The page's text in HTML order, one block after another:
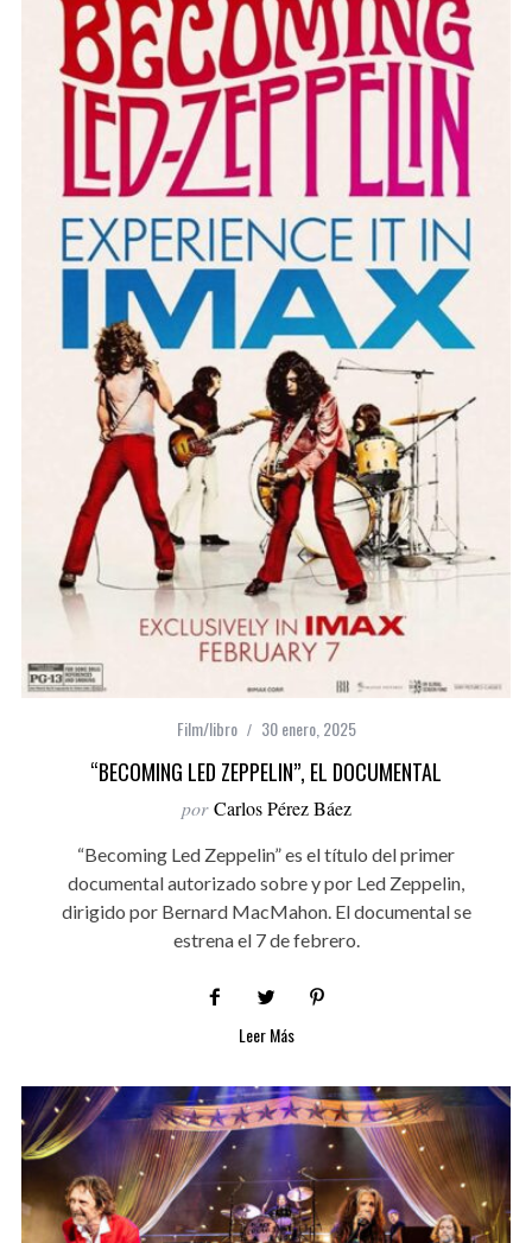
Film/libro 30 enero, 2025
“BECOMING LED ZEPPELIN”, EL DOCUMENTAL
por Carlos Pérez Báez
“Becoming Led Zeppelin” es el título del primer
documental autorizado sobre y por Led Zeppelin,
dirigido por Bernard MacMahon. El documental se
estrena el 7 de febrero.
Leer Más